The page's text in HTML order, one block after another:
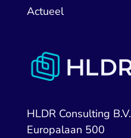
Actueel
HLDR Consulting B.V.
Europalaan 500